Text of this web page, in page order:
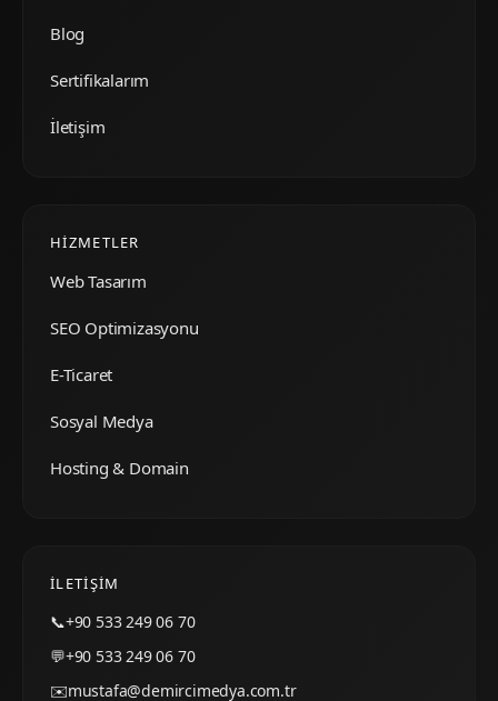
Blog
Sertifikalarım
İletişim
HIZMETLER
Web Tasarım
SEO Optimizasyonu
E-Ticaret
Sosyal Medya
Hosting & Domain
İLETIŞIM
📞+90 533 249 06 70
💬+90 533 249 06 70
✉️mustafa@demircimedya.com.tr